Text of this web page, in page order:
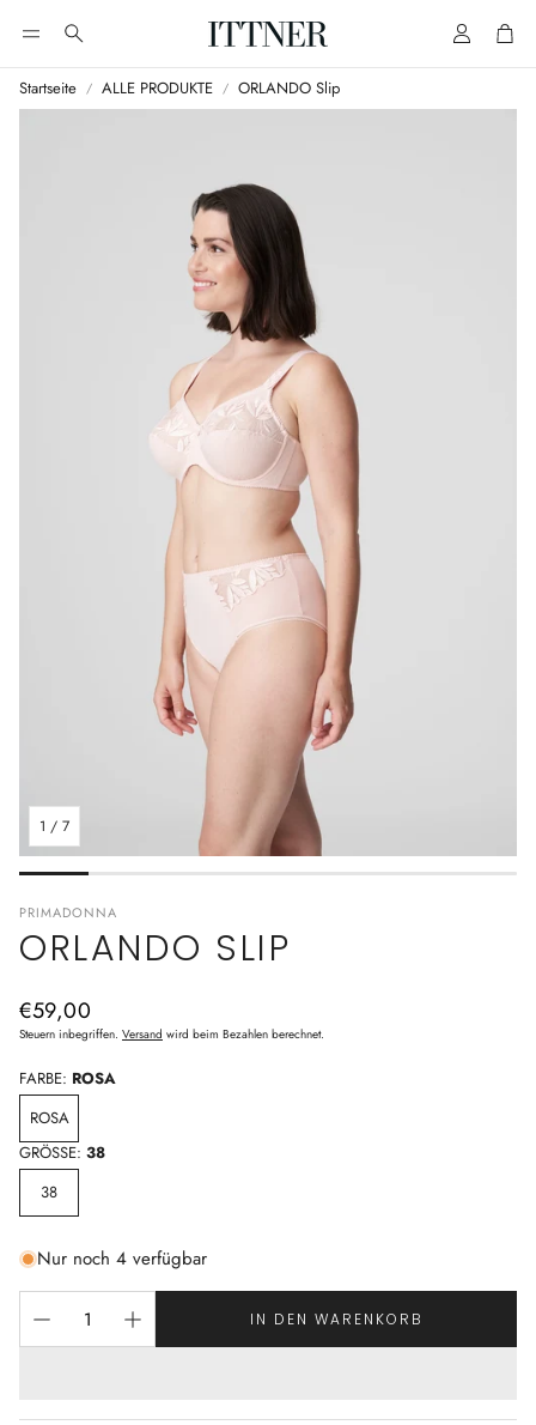
Suche AccountCart
Startseite ALLE PRODUKTE ORLANDO Slip
1 / 7
PRIMADONNA
ORLANDO SLIP
Normaler
Preis
€59,00
Steuern inbegriffen. Versand wird beim Bezahlen berechnet.
FARBE: ROSA
ROSA
GRÖSSE: 38
38
Nur noch 4 verfügbar
IN DEN WARENKORB